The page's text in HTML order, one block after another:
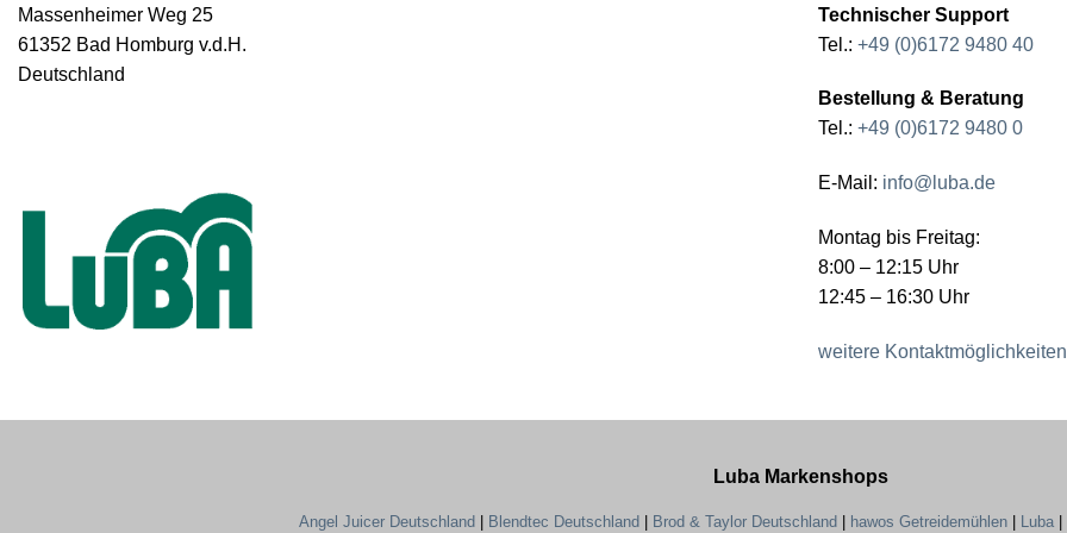
Massenheimer Weg 25
61352 Bad Homburg v.d.H.
Deutschland
Technischer Support
Tel.: +49 (0)6172 9480 40
Bestellung & Beratung
Tel.: +49 (0)6172 9480 0
E-Mail: info@luba.de
Montag bis Freitag:
8:00 – 12:15 Uhr
12:45 – 16:30 Uhr
weitere Kontaktmöglichkeiten
Luba Markenshops
Angel Juicer Deutschland | Blendtec Deutschland | Brod & Taylor Deutschland | hawos Getreidemühlen | Luba |